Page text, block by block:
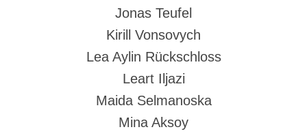
Jonas Teufel
Kirill Vonsovych
Lea Aylin Rückschloss
Leart Iljazi
Maida Selmanoska
Mina Aksoy